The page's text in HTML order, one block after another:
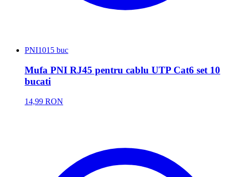
PNI1015 buc
Mufa PNI RJ45 pentru cablu UTP Cat6 set 10
bucati
14,99 RON